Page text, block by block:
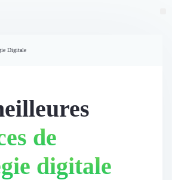
Digitale
de
digitale